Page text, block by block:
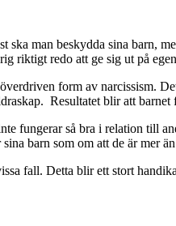
man beskydda sina barn,
riktigt redo att ge sig ut på
form av narcissism.
Resultatet blir att
fungerar så bra i relation till
barn som om att de är mer
fall. Detta blir ett stort